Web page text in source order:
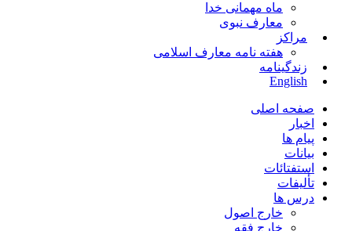
ماه مهمانی خدا
معارف نبوی
مراکز
هفته نامه معارف اسلامی
زندگینامه
English
صفحه اصلی
اخبار
پیام ها
بیانات
استفتائات
تألیفات
درس ها
خارج اصول
خارج فقه